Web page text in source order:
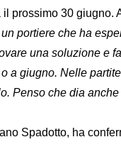
prossimo 30 giugno.
portiere che ha
una soluzione e
a giugno. Nelle
Penso che dia
Spadotto, ha